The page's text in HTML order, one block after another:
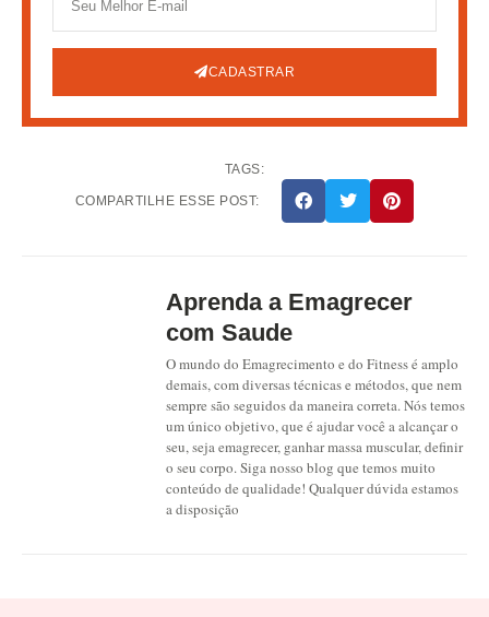
CADASTRAR
TAGS:
COMPARTILHE ESSE POST:
Aprenda a Emagrecer
com Saude
O mundo do Emagrecimento e do Fitness é amplo
demais, com diversas técnicas e métodos, que nem
sempre são seguidos da maneira correta. Nós temos
um único objetivo, que é ajudar você a alcançar o
seu, seja emagrecer, ganhar massa muscular, definir
o seu corpo. Siga nosso blog que temos muito
conteúdo de qualidade! Qualquer dúvida estamos
a disposição